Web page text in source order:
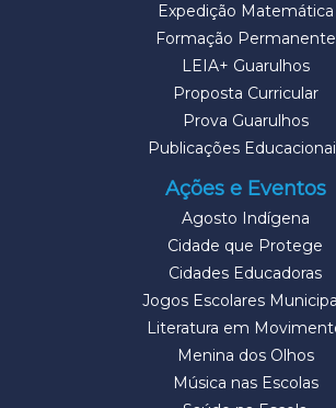
Expedição Matemática
Formação Permanente
LEIA+ Guarulhos
Proposta Curricular
Prova Guarulhos
Publicações
Ações e Eventos
Agosto Indígena
Cidade que Protege
Cidades Educadoras
Jogos Escolares
Literatura em
Menina dos Olhos
Música nas Escolas